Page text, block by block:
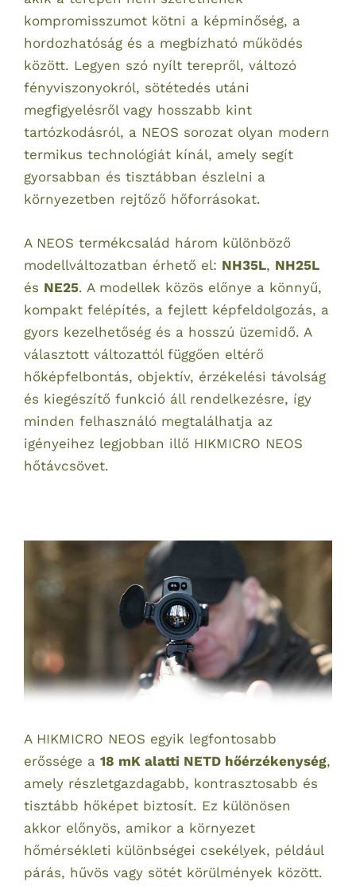
kompromisszumot kötni a képminőség, a
hordozhatóság és a megbízható működés
között. Legyen szó nyílt terepről, változó
fényviszonyokról, sötétedés utáni
megfigyelésről vagy hosszabb kint
tartózkodásról, a NEOS sorozat olyan modern
termikus technológiát kínál, amely segít
gyorsabban és tisztábban észlelni a
környezetben rejtőző hőforrásokat.
A NEOS termékcsalád három különböző
modellváltozatban érhető el: NH35L, NH25L
és NE25. A modellek közös előnye a könnyű,
kompakt felépítés, a fejlett képfeldolgozás, a
gyors kezelhetőség és a hosszú üzemidő. A
választott változattól függően eltérő
hőképfelbontás, objektív, érzékelési távolság
és kiegészítő funkció áll rendelkezésre, így
minden felhasználó megtalálhatja az
igényeihez legjobban illő HIKMICRO NEOS
hőtávcsövet.
A HIKMICRO NEOS egyik legfontosabb
erőssége a 18 mK alatti NETD hőérzékenység,
amely részletgazdagabb, kontrasztosabb és
tisztább hőképet biztosít. Ez különösen
akkor előnyös, amikor a környezet
hőmérsékleti különbségei csekélyek, például
párás, hűvös vagy sötét körülmények között.